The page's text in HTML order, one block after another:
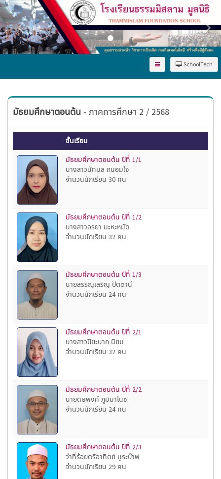
SchoolTech
มัธยมศึกษาตอนต้น- ภาคการศึกษา 2 / 2568
ชั้นเรียน
มัธยมศึกษาตอนต้น ปีที่ 1/1
นางสาวนัทมล ถนอมใจ
จำนวนนักเรียน 30 คน
มัธยมศึกษาตอนต้น ปีที่ 1/2
นางสาวอรยา มะหะหมัด
จำนวนนักเรียน 32 คน
มัธยมศึกษาตอนต้น ปีที่ 1/3
นายสรรญเสริญ ปัตตานี
จำนวนนักเรียน 24 คน
มัธยมศึกษาตอนต้น ปีที่ 2/1
นางสาวปิยะนาถ นิยม
จำนวนนักเรียน 32 คน
มัธยมศึกษาตอนต้น ปีที่ 2/2
นายดิษพงศ์ ภูมิมาโนช
จำนวนนักเรียน 24 คน
มัธยมศึกษาตอนต้น ปีที่ 2/3
ว่าที่ร้อยตรีอาทิตย์ นูระบ๊าฟ
จำนวนนักเรียน 29 คน